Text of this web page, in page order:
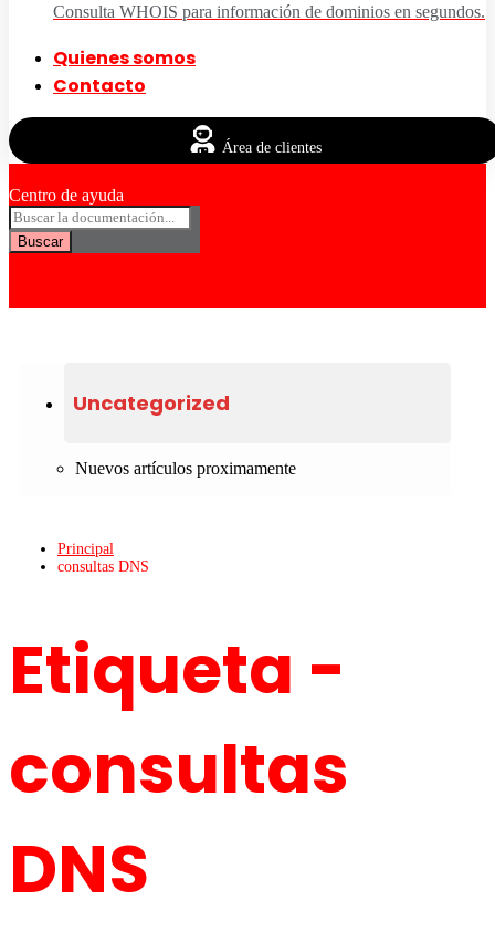
Consulta WHOIS para información de dominios en segundos.
Quienes somos
Contacto
Área de clientes
Centro de ayuda
Buscar
Uncategorized
Nuevos artículos proximamente
Principal
consultas DNS
Etiqueta -
consultas
DNS